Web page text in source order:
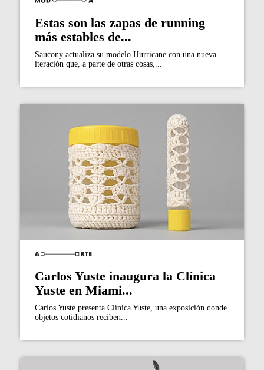
Estas son las zapas de running
más estables de...
Saucony actualiza su modelo Hurricane con una nueva
iteración que, a parte de otras cosas,...
Carlos Yuste inaugura la Clínica
Yuste en Miami...
Carlos Yuste presenta Clínica Yuste, una exposición donde
objetos cotidianos reciben...